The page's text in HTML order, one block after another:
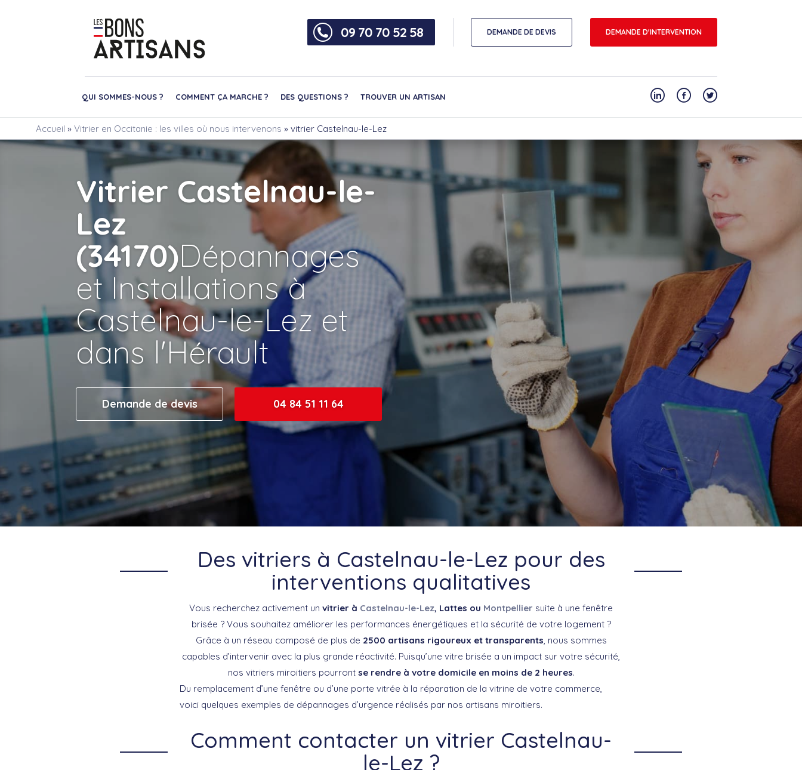
09 70 70 52 58 DEMANDE DE DEVIS DEMANDE D'INTERVENTION
QUI SOMMES-NOUS ? COMMENT ÇA MARCHE ? DES QUESTIONS ? TROUVER UN ARTISAN
Accueil » Vitrier en Occitanie : les villes où nous intervenons » vitrier Castelnau-le-Lez
Vitrier Castelnau-le-
Lez
(34170)Dépannages
et Installations à
Castelnau-le-Lez et
dans l'Hérault
Demande de devis 04 84 51 11 64
Des vitriers à Castelnau-le-Lez pour des
interventions qualitatives
Vous recherchez activement un vitrier à Castelnau-le-Lez, Lattes ou Montpellier suite à une fenêtre
brisée ? Vous souhaitez améliorer les performances énergétiques et la sécurité de votre logement ?
Grâce à un réseau composé de plus de 2500 artisans rigoureux et transparents, nous sommes
capables d’intervenir avec la plus grande réactivité. Puisqu’une vitre brisée a un impact sur votre sécurité,
nos vitriers miroitiers pourront se rendre à votre domicile en moins de 2 heures.
Du remplacement d’une fenêtre ou d’une porte vitrée à la réparation de la vitrine de votre commerce,
voici quelques exemples de dépannages d’urgence réalisés par nos artisans miroitiers.
Comment contacter un vitrier Castelnau-
le-Lez ?